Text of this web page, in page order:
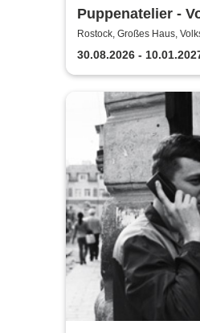
Puppenatelier -
Rostock
Rostock, Großes Haus,
30.08.2026 -